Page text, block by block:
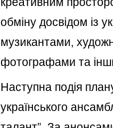
обміну досвідом із
музикантами,
фотографами та
Наступна подія
українського